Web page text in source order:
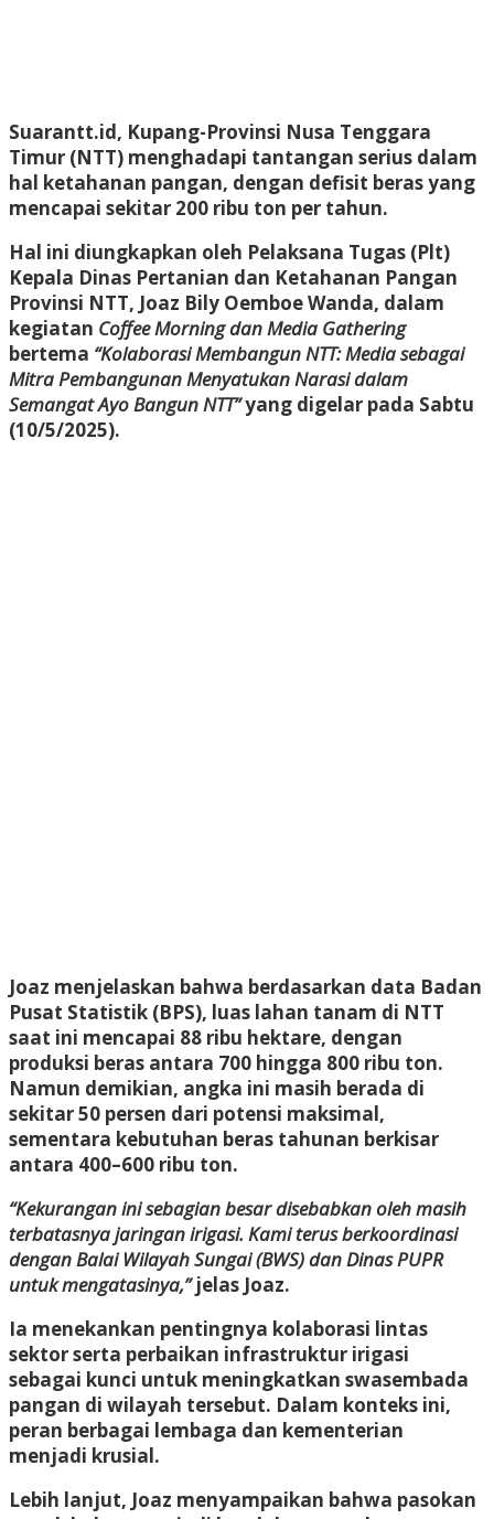
Suarantt.id, Kupang-Provinsi Nusa Tenggara
Timur (NTT) menghadapi tantangan serius dalam
hal ketahanan pangan, dengan defisit beras yang
mencapai sekitar 200 ribu ton per tahun.
Hal ini diungkapkan oleh Pelaksana Tugas (Plt)
Kepala Dinas Pertanian dan Ketahanan Pangan
Provinsi NTT, Joaz Bily Oemboe Wanda, dalam
kegiatan Coffee Morning dan Media Gathering
bertema “Kolaborasi Membangun NTT: Media sebagai
Mitra Pembangunan Menyatukan Narasi dalam
Semangat Ayo Bangun NTT”yang digelar pada Sabtu
(10/5/2025).
Joaz menjelaskan bahwa berdasarkan data Badan
Pusat Statistik (BPS), luas lahan tanam di NTT
saat ini mencapai 88 ribu hektare, dengan
produksi beras antara 700 hingga 800 ribu ton.
Namun demikian, angka ini masih berada di
sekitar 50 persen dari potensi maksimal,
sementara kebutuhan beras tahunan berkisar
antara 400–600 ribu ton.
“Kekurangan ini sebagian besar disebabkan oleh masih
terbatasnya jaringan irigasi. Kami terus berkoordinasi
dengan Balai Wilayah Sungai (BWS) dan Dinas PUPR
untuk mengatasinya,”jelas Joaz.
Ia menekankan pentingnya kolaborasi lintas
sektor serta perbaikan infrastruktur irigasi
sebagai kunci untuk meningkatkan swasembada
pangan di wilayah tersebut. Dalam konteks ini,
peran berbagai lembaga dan kementerian
menjadi krusial.
Lebih lanjut, Joaz menyampaikan bahwa pasokan